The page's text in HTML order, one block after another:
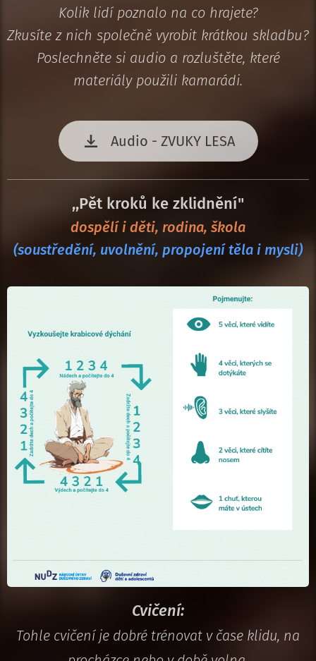
Kolik lidí poznalo na co hrajete?
Zkusíte z nich společně vyrobit krátkou skladbu?
Poslechněte si audio a rozluštěte, které
materiály použili kamarádi.
Audio - ZVUKY LESA
,,Pět kroků ke zklidnění"
dospělí i děti, rodina, škola
(soustředění, uvolnění, propojení těla i mysli)
Cvičení:
Tohle cvičení je dobré trénovat v čase klidu, na